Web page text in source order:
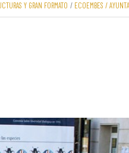
Identidad
Manuales y
Y GRAN FORMATO ECOEMBES /